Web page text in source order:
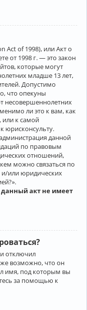
Act of 1998), или Акт о
от 1998 г. — это закон
которые могут
младше 13 лет,
Допустимо
что опекуны
несовершеннолетних
ли это к вам, как
к самой
юрисконсульту.
данной
по правовым
отношений,
можно связаться по
и/или юридических
акт не имеет
отключил
возможно, что он
имя, под которым вы
за помощью к